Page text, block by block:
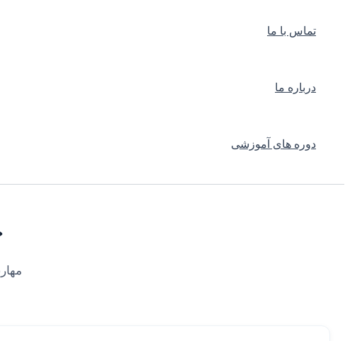
تماس با ما
درباره ما
دوره های آموزشی